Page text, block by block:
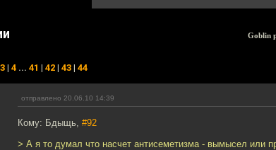
Goblin
3 | 4 ... 41 | 42 | 43 | 44
отправлено 20.06.10 14:39
Кому: Бдыщь, #92
> А я то думал что насчет антисеметизма - вымысел или